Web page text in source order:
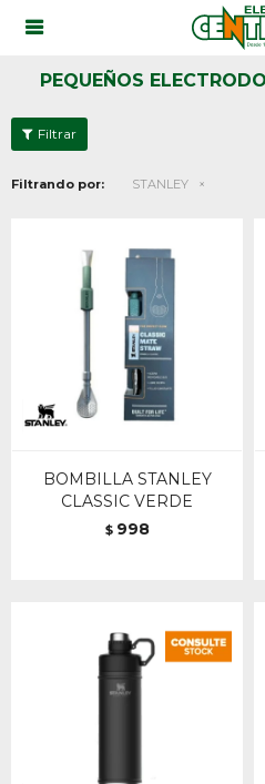

PEQUEÑOS
Filtrando por: STANLEY
BOMBILLA STANLEY
CLASSIC VERDE
$ 998